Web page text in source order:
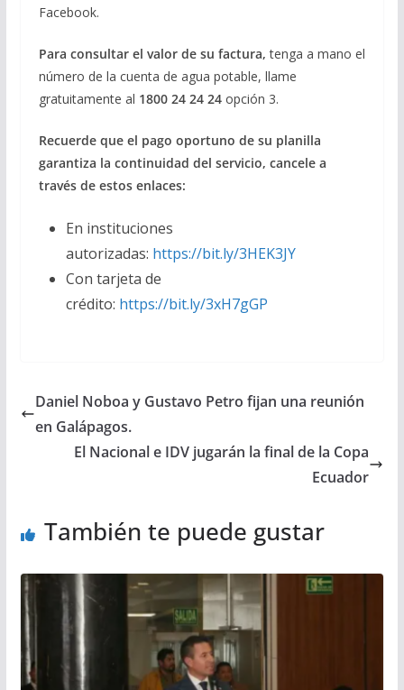
Facebook.
Para consultar el valor de su factura,tenga a mano el
número de la cuenta de agua potable, llame
gratuitamente al 1800 24 24 24opción 3.
Recuerde que el pago oportuno de su planilla
garantiza la continuidad del servicio, cancele a
través de estos enlaces:
En instituciones
autorizadas: https://bit.ly/3HEK3JY
Con tarjeta de
crédito: https://bit.ly/3xH7gGP
Daniel Noboa y Gustavo Petro fijan una reunión
en Galápagos.
El Nacional e IDV jugarán la final de la Copa
Ecuador
También te puede gustar